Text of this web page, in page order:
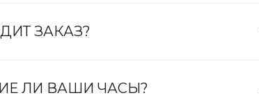
ЗАКАЗ?
ЛИ ВАШИ ЧАСЫ?